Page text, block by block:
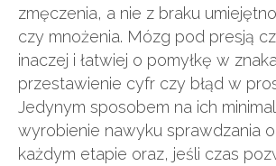
zmęczenia, a nie z braku
czy mnożenia. Mózg pod presją
inaczej i łatwiej o pomyłkę w
przestawienie cyfr czy błąd w
Jedynym sposobem na ich
wyrobienie nawyku sprawdzania
każdym etapie oraz, jeśli czas